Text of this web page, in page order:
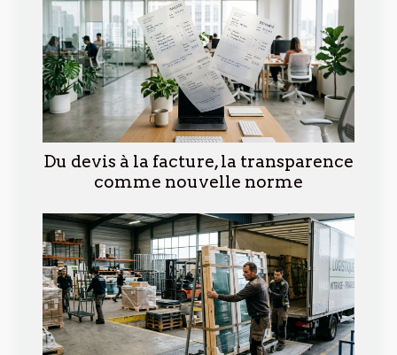
Du devis à la facture, la transparence
comme nouvelle norme